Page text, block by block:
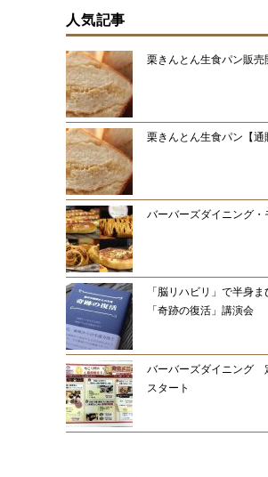
人気記事
栗きんとん生食パン販売
栗きんとん生食パン【通
バーバーズダイニング・
「脳リハビリ」で半身
「奇跡の復活」講演会
バーバーズダイニング
スタート